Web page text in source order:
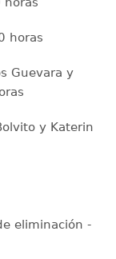
horas
Guevara y
y Katerin
eliminación -